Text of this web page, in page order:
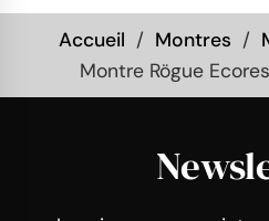
Accueil Montres
Montre Rögue